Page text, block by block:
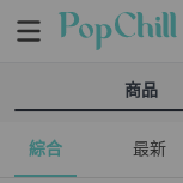
商品
綜合 最新